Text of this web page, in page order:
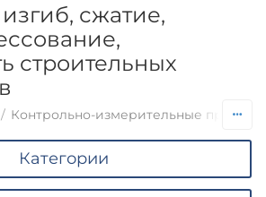
сжатие,
строительных
/ Контрольно-измерительные
Категории